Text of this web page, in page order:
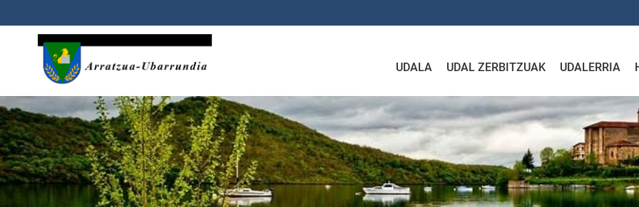
UDALA UDAL ZERBITZUAK UDALERRIA